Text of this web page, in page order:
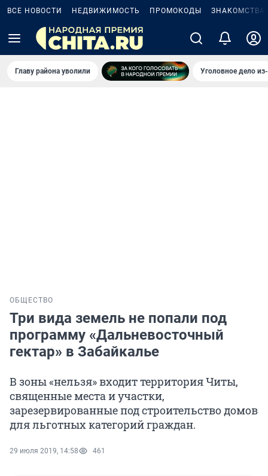
ВСЕ НОВОСТИ НЕДВИЖИМОСТЬ ПРОМОКОДЫ ЗНАКОМСТВА
Главу района уволили Уголовное дело
ОБЩЕСТВО
Три вида земель не попали под
программу «Дальневосточный
гектар» в Забайкалье
В зоны «нельзя» входит территория Читы,
священные места и участки,
зарезервированные под строительство домов
для льготных категорий граждан.
29 июля 2019, 14:58 461